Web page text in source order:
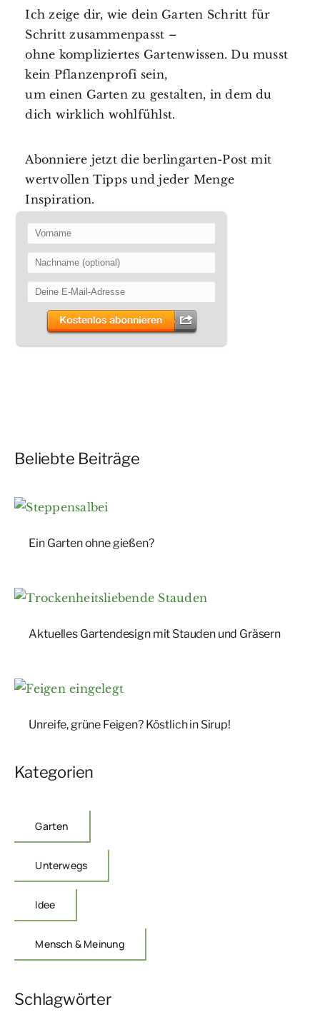
Ich zeige dir, wie dein Garten Schritt für
Schritt zusammenpasst –
ohne kompliziertes Gartenwissen. Du musst
kein Pflanzenprofi sein,
um einen Garten zu gestalten, in dem du
dich wirklich wohlfühlst.
Abonniere jetzt die berlingarten-Post mit
wertvollen Tipps und jeder Menge
Inspiration.
Beliebte Beiträge
Ein Garten ohne gießen?
Aktuelles Gartendesign mit Stauden und Gräsern
Unreife, grüne Feigen? Köstlich in Sirup!
Kategorien
Garten
Unterwegs
Idee
Mensch & Meinung
Schlagwörter